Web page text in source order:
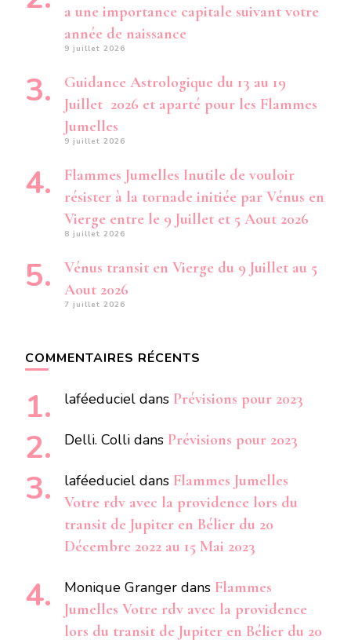
a une importance capitale suivant votre
année de naissance
9 juillet 2026
Guidance Astrologique du 13 au 19
Juillet 2026 et aparté pour les Flammes
Jumelles
9 juillet 2026
Flammes Jumelles Inutile de vouloir
résister à la tornade initiée par Vénus en
Vierge entre le 9 Juillet et 5 Aout 2026
8 juillet 2026
Vénus transit en Vierge du 9 Juillet au 5
Aout 2026
7 juillet 2026
COMMENTAIRES RÉCENTS
laféeduciel dans Prévisions pour 2023
Delli. Colli dans Prévisions pour 2023
laféeduciel dans Flammes Jumelles
Votre rdv avec la providence lors du
transit de Jupiter en Bélier du 20
Décembre 2022 au 15 Mai 2023
Monique Granger dans Flammes
Jumelles Votre rdv avec la providence
lors du transit de Jupiter en Bélier du 20